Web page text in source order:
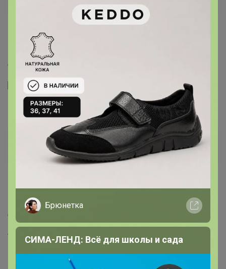
17 мая, 2022 23:58
Добрый день! Завтра узнаю всё по наличию
vitav
Великий магистр
18 мая, 2022 14:01
Добрый день! Что-то известно, будет лук?
vitav
Брюнетка
СИМА-ЛЕНД: Всё для школы и сада